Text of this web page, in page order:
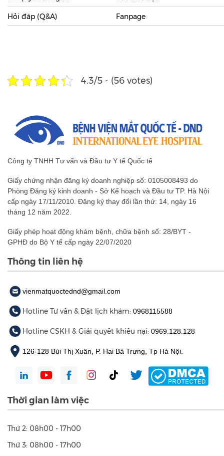
Hỏi đáp (Q&A) Fanpage
Phòng Đăng ký kinh doanh - Sở Kế hoạch và Đầu tư TP. Hà Nội
cấp ngày 17/11/2010. Đăng ký thay đổi lần thứ: 14, ngày 16
tháng 12 năm 2022.
GPHĐ do Bộ Y tế cấp ngày 22/07/2020
Thứ 3: 08h00 - 17h00
Thứ 4: 08h00 - 17h00